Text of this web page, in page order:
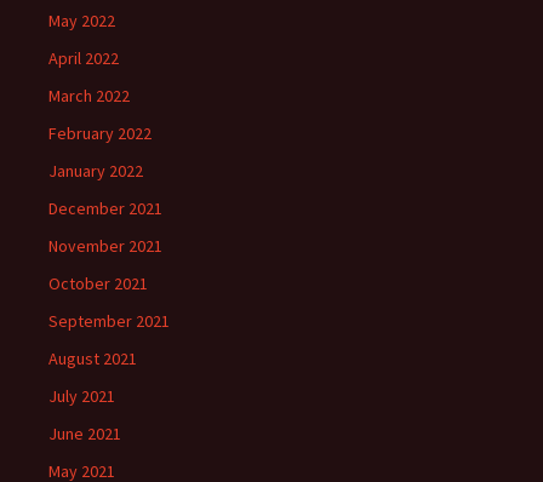
May 2022
April 2022
March 2022
February 2022
January 2022
December 2021
November 2021
October 2021
September 2021
August 2021
July 2021
June 2021
May 2021